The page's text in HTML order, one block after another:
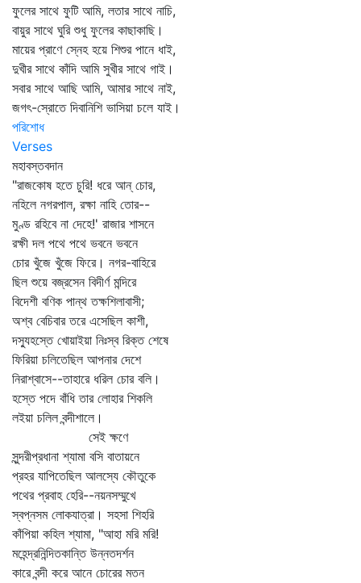
ফুলের সাথে ফুটি আমি, লতার সাথে নাচি,
বায়ুর সাথে ঘুরি শুধু ফুলের কাছাকাছি।
মায়ের প্রাণে স্নেহ হয়ে শিশুর পানে ধাই,
দুখীর সাথে কাঁদি আমি সুখীর সাথে গাই।
সবার সাথে আছি আমি, আমার সাথে নাই,
জগৎ-স্রোতে দিবানিশি ভাসিয়া চলে যাই।
পরিশোধ
Verses
মহাবস্তবদান
"রাজকোষ হতে চুরি! ধরে আন্‌ চোর,
নহিলে নগরপাল, রক্ষা নাহি তোর--
মুণ্ড রহিবে না দেহে!' রাজার শাসনে
রক্ষী দল পথে পথে ভবনে ভবনে
চোর খুঁজে খুঁজে ফিরে। নগর-বাহিরে
ছিল শুয়ে বজ্রসেন বিদীর্ণ মন্দিরে
বিদেশী বণিক পান্থ তক্ষশিলাবাসী;
অশ্ব বেচিবার তরে এসেছিল কাশী,
দস্যুহস্তে খোয়াইয়া নিঃস্ব রিক্ত শেষে
ফিরিয়া চলিতেছিল আপনার দেশে
নিরাশ্বাসে--তাহারে ধরিল চোর বলি।
হস্তে পদে বাঁধি তার লোহার শিকলি
লইয়া চলিল বন্দীশালে।
সেই ক্ষণে
সুন্দরীপ্রধানা শ্যামা বসি বাতায়নে
প্রহর যাপিতেছিল আলস্যে কৌতুকে
পথের প্রবাহ হেরি--নয়নসম্মুখে
স্বপ্নসম লোকযাত্রা। সহসা শিহরি
কাঁপিয়া কহিল শ্যামা, "আহা মরি মরি!
মহেন্দ্রনিন্দিতকান্তি উন্নতদর্শন
কারে বন্দী করে আনে চোরের মতন